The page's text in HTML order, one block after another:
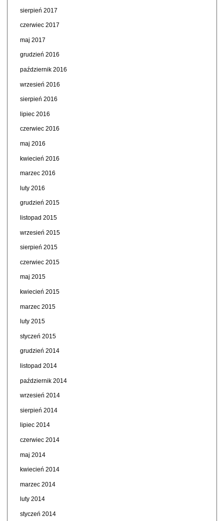
sierpień 2017
czerwiec 2017
maj 2017
grudzień 2016
październik 2016
wrzesień 2016
sierpień 2016
lipiec 2016
czerwiec 2016
maj 2016
kwiecień 2016
marzec 2016
luty 2016
grudzień 2015
listopad 2015
wrzesień 2015
sierpień 2015
czerwiec 2015
maj 2015
kwiecień 2015
marzec 2015
luty 2015
styczeń 2015
grudzień 2014
listopad 2014
październik 2014
wrzesień 2014
sierpień 2014
lipiec 2014
czerwiec 2014
maj 2014
kwiecień 2014
marzec 2014
luty 2014
styczeń 2014